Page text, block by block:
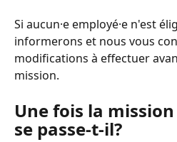
Si aucun⸱e employé⸱e n'est
informerons et nous vous
modifications à effectuer
mission.
Une fois la
se passe-t-il?